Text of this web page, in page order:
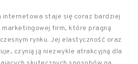
internetowa staje się coraz bardziej
firm, które pragną
rynku. Jej elastyczność oraz
czynią ją niezwykle atrakcyjną dla